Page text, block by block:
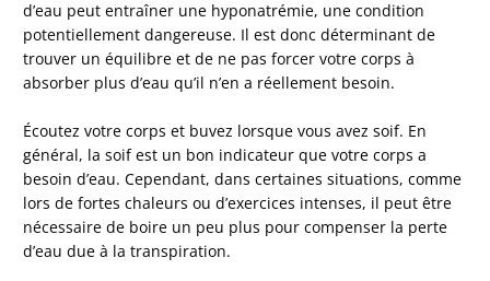
d’eau peut entraîner une hyponatrémie, une condition
potentiellement dangereuse. Il est donc déterminant de
trouver un équilibre et de ne pas forcer votre corps à
absorber plus d’eau qu’il n’en a réellement besoin.
Écoutez votre corps et buvez lorsque vous avez soif. En
général, la soif est un bon indicateur que votre corps a
besoin d’eau. Cependant, dans certaines situations, comme
lors de fortes chaleurs ou d’exercices intenses, il peut être
nécessaire de boire un peu plus pour compenser la perte
d’eau due à la transpiration.